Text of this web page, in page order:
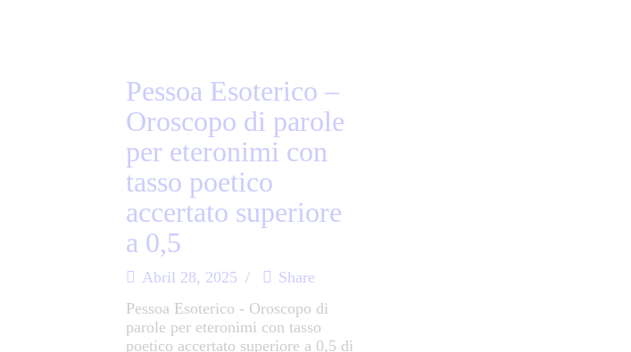
Pessoa Esoterico –
Oroscopo di parole
per eteronimi con
tasso poetico
accertato superiore
a 0,5
Abril 28, 2025
Share
Pessoa Esoterico - Oroscopo di
parole per eteronimi con tasso
poetico accertato superiore a 0,5 di